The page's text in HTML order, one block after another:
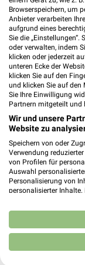
Dieter Knoll
Gültig bis Fr. 14.08.
Browserspeichern, um
Anbieter verarbeiten
aufgrund eines
Sie die „Einstellungen“.
oder verwalten, indem
klicken oder jederzeit
unteren Ecke der
klicken Sie auf den
und klicken Sie auf den
Sie Ihre Einwilligung
Partnern mitgeteilt und
Wir und unsere
Website zu
Speichern von oder
Verwendung
von Profilen für
Auswahl
Personalisierung von
personalisierter Inhalte.
Kombinationen von
Verbesserung der
von Inhalten.
Daten können
USA gesendet werden.